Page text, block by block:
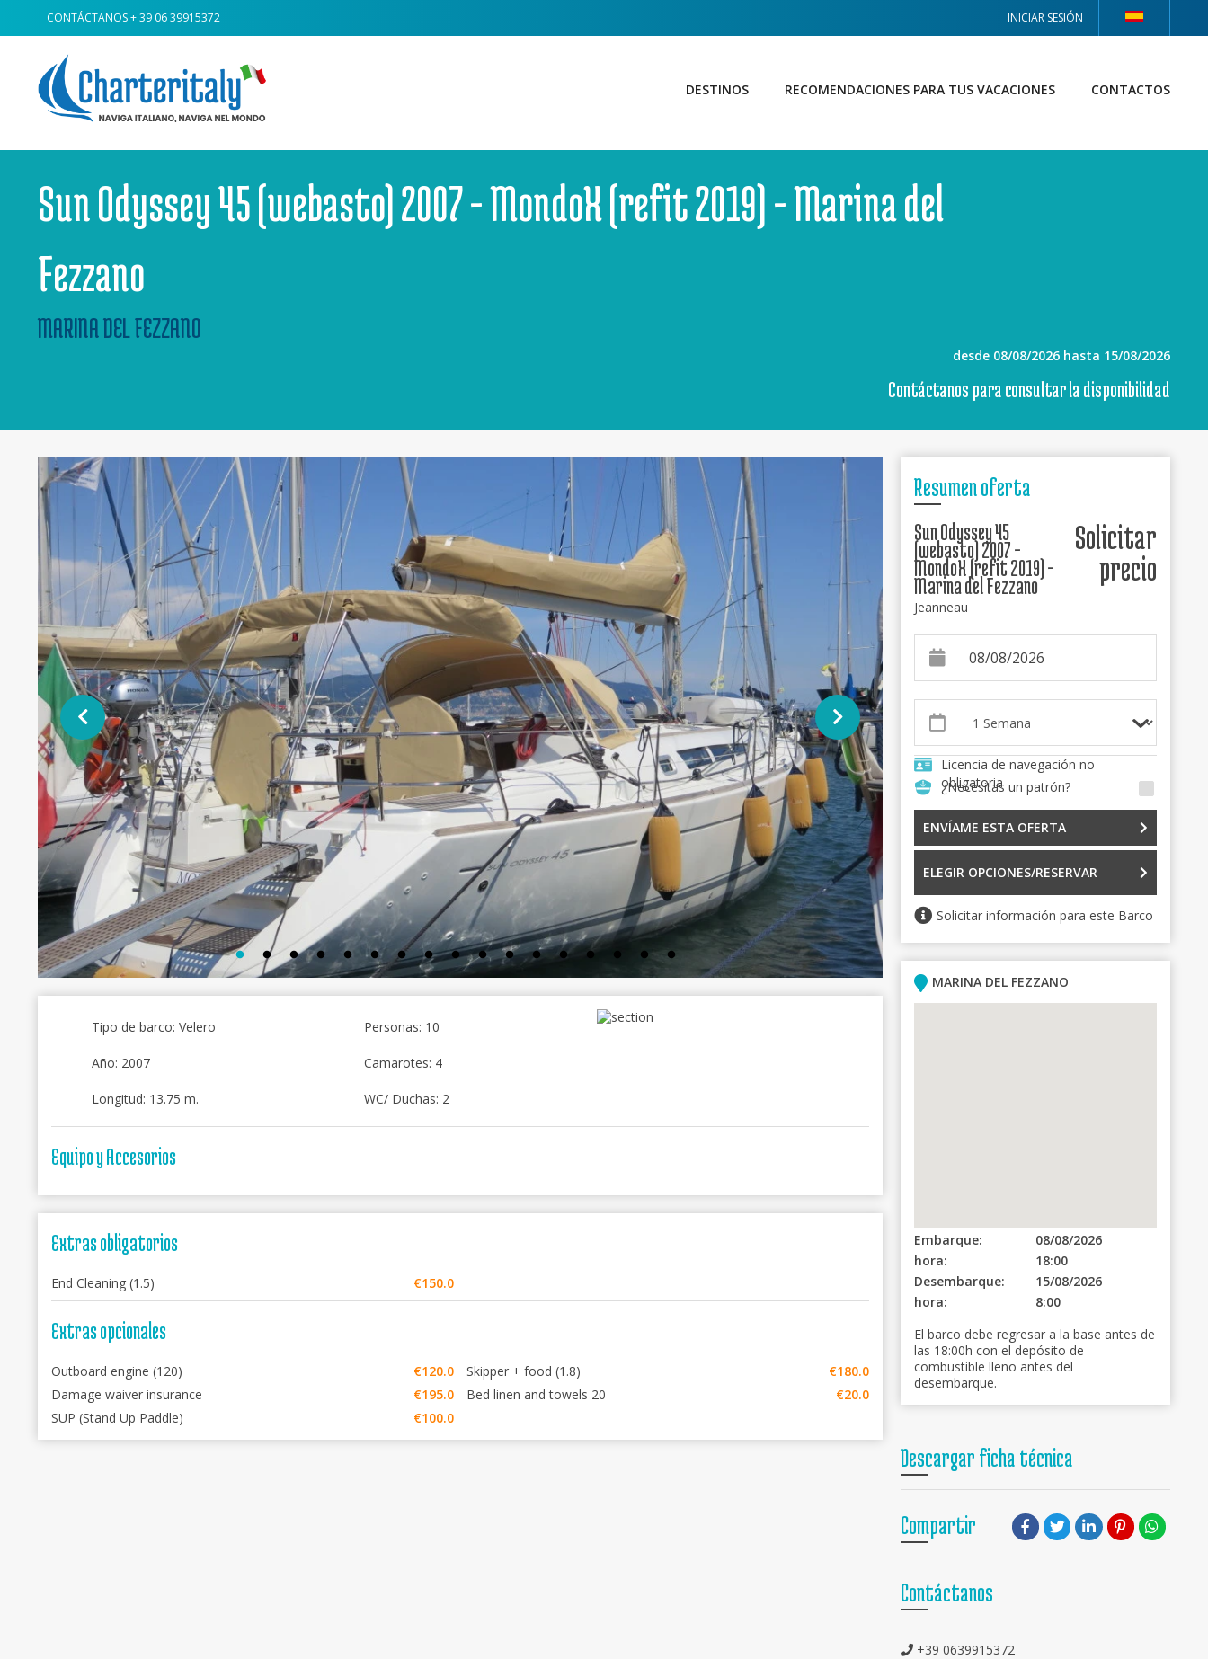
CONTÁCTANOS+ 39 06 39915372 INICIAR SESIÓN
DESTINOS RECOMENDACIONES PARA TUS VACACIONES CONTACTOS
Sun Odyssey 45 (webasto) 2007 - MondoX (refit 2019) - Marina del
Fezzano
MARINA DEL FEZZANO
desde 08/08/2026 hasta 15/08/2026
Contáctanos para consultar la disponibilidad
Tipo de barco: Velero
Año: 2007
Longitud: 13.75 m.
Personas: 10
Camarotes: 4
WC/ Duchas: 2
Equipo y Accesorios
Extras obligatorios
End Cleaning (1.5) €150.0
Extras opcionales
Outboard engine (120)
€120.0
Damage waiver insurance
€195.0
SUP (Stand Up Paddle)
€100.0
Skipper + food (1.8)
€180.0
Bed linen and towels 20
€20.0
Resumen oferta
Sun Odyssey 45
(webasto) 2007 -
MondoX (refit 2019) -
Marina del Fezzano
Jeanneau
Solicitar
precio
Licencia de navegación no
obligatoria
¿Necesitas un patrón?
ENVÍAME ESTA OFERTA
ELEGIR OPCIONES/RESERVAR
Solicitar información para este Barco
MARINA DEL FEZZANO
Embarque:
08/08/2026
hora:
18:00
Desembarque:
15/08/2026
hora:
8:00
El barco debe regresar a la base antes de
las 18:00h con el depósito de
combustible lleno antes del
desembarque.
Descargar ficha técnica
Compartir
Contáctanos
+39 0639915372